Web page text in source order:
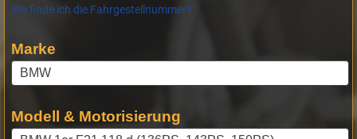
Wo finde ich die Fahrgestellnummer?
Marke
Modell & Motorisierung